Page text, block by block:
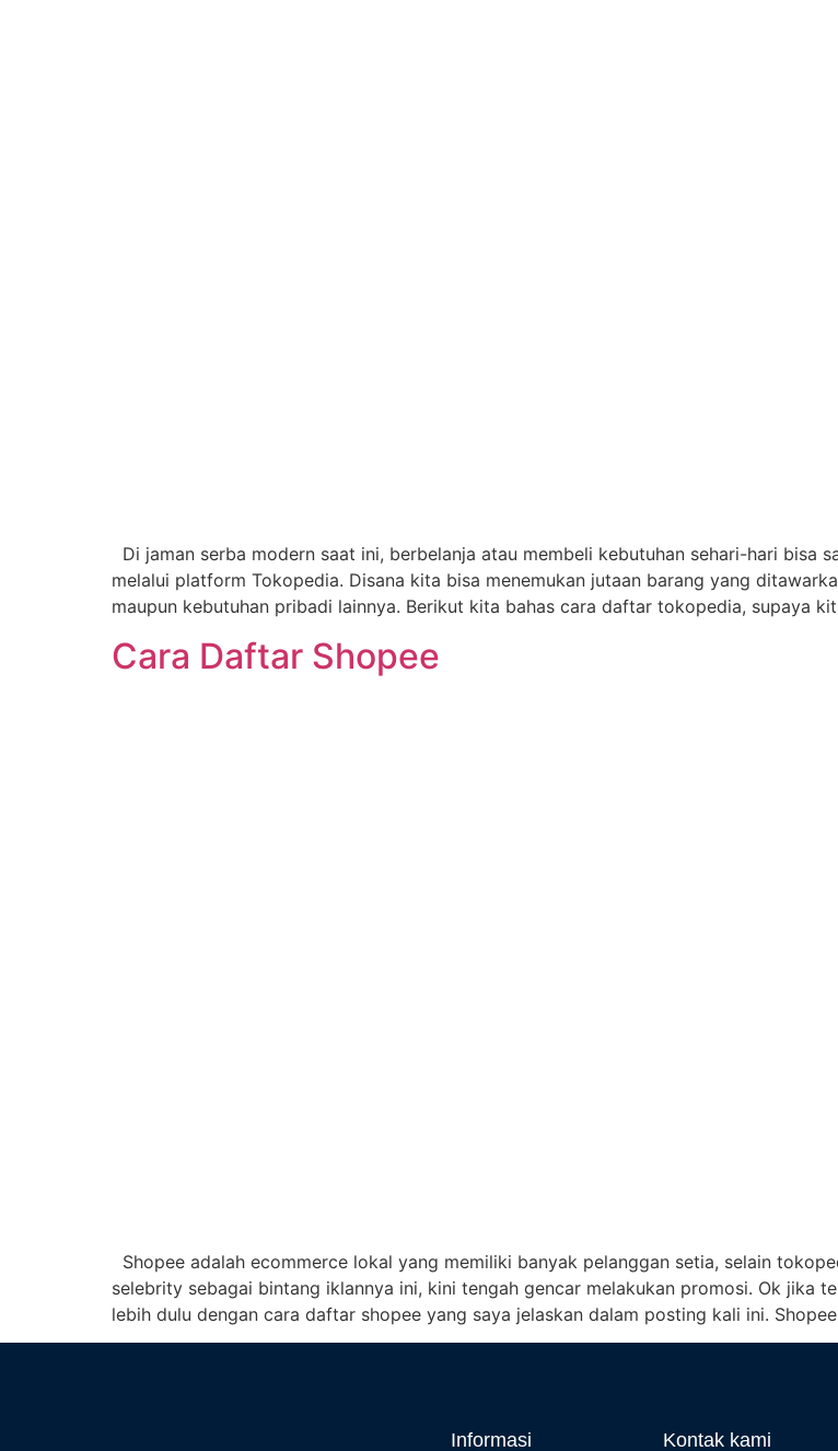
Di jaman serba modern saat ini, berbelanja atau membeli kebutuhan sehari-hari bisa
melalui platform Tokopedia. Disana kita bisa menemukan jutaan barang yang
maupun kebutuhan pribadi lainnya. Berikut kita bahas cara daftar tokopedia, supaya
Cara Daftar Shopee
Shopee adalah ecommerce lokal yang memiliki banyak pelanggan setia, selain
selebrity sebagai bintang iklannya ini, kini tengah gencar melakukan promosi. Ok jika
lebih dulu dengan cara daftar shopee yang saya jelaskan dalam posting kali ini.
Informasi Kontak kami